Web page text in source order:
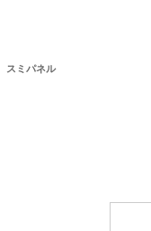
スミパネル